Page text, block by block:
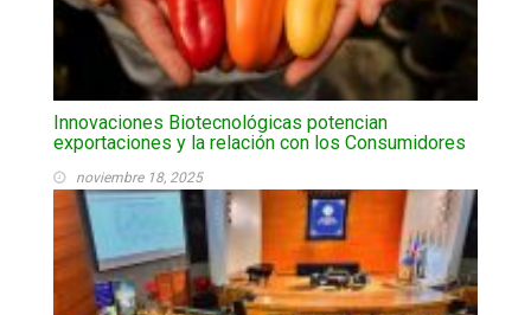
Innovaciones Biotecnológicas potencian
exportaciones y la relación con los Consumidores
noviembre 18, 2025